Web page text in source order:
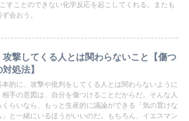
すことのできない化学反応を起こしてくれる。またも
会おう。
攻撃してくる人とは関わらないこと【傷つ
処法】
本的に、攻撃や批判をしてくる人とは関わらないように
相手の意図は、自分を傷つけることだからだ。そんな人
くらいなら、もっと生産的に議論ができる「気の置けな
」と一緒にいるほうがいいのだ。もちろん、イエスマン